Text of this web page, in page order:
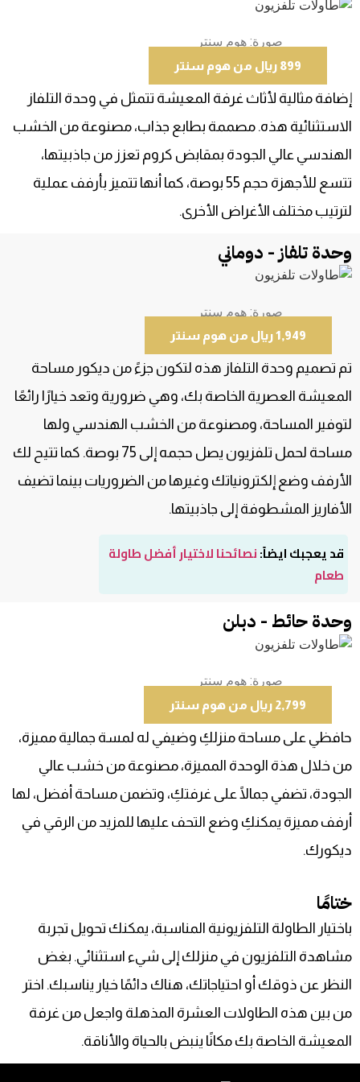
صورة: هوم سنتر
899 ريال من هوم سنتر
إضافة مثالية لأثاث غرفة المعيشة تتمثل في وحدة التلفاز
الاستثنائية هذه. مصممة بطابع جذاب، مصنوعة من الخشب
الهندسي عالي الجودة بمقابض كروم تعزز من جاذبيتها،
تتسع للأجهزة حجم 55 بوصة، كما أنها تتميز بأرفف عملية
لترتيب مختلف الأغراض الأخرى.
وحدة تلفاز - دوماني
صورة: هوم سنتر
1,949 ريال من هوم سنتر
تم تصميم وحدة التلفاز هذه لتكون جزءً من ديكور مساحة
المعيشة العصرية الخاصة بك، وهي ضرورية وتعد خيارًا رائعًا
لتوفير المساحة، ومصنوعة من الخشب الهندسي ولها
مساحة لحمل تلفزيون يصل حجمه إلى 75 بوصة. كما تتيح لك
الأرفف وضع إلكترونياتك وغيرها من الضروريات بينما تضيف
الأفاريز المشطوفة إلى جاذبيتها.
قد يعجبك ايضاً:نصائحنا لاختيار أفضل طاولة
طعام
وحدة حائط - دبلن
صورة: هوم سنتر
2,799 ريال من هوم سنتر
حافظي على مساحة منزلكِ وضيفي له لمسة جمالية مميزة،
من خلال هذة الوحدة المميزة، مصنوعة من خشب عالي
الجودة، تضفي جمالًا على غرفتكِ، وتضمن مساحة أفضل، لها
أرفف مميزة يمكنكِ وضع التحف عليها للمزيد من الرقي في
ديكورك.
ختامًا
باختيار الطاولة التلفزيونية المناسبة، يمكنك تحويل تجربة
مشاهدة التلفزيون في منزلك إلى شيء استثنائي. بغض
النظر عن ذوقك أو احتياجاتك، هناك دائمًا خيار يناسبك. اختر
من بين هذه الطاولات العشرة المذهلة واجعل من غرفة
المعيشة الخاصة بك مكانًا ينبض بالحياة والأناقة.